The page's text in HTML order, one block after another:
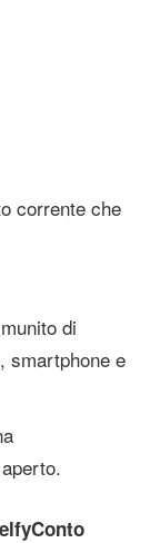
corrente che
di
smartphone e